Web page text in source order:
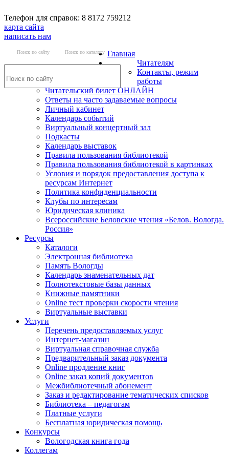
Телефон для справок: 8 8172 759212
карта сайта
написать нам
Поиск по сайту Поиск по каталогу Главная
Читателям
Контакты, режим
работы
Читательский билет ОНЛАЙН
Ответы на часто задаваемые вопросы
Личный кабинет
Календарь событий
Виртуальный концертный зал
Подкасты
Календарь выставок
Правила пользования библиотекой
Правила пользования библиотекой в картинках
Условия и порядок предоставления доступа к
ресурсам Интернет
Политика конфиденциальности
Клубы по интересам
Юридическая клиника
Всероссийские Беловские чтения «Белов. Вологда.
Россия»
Ресурсы
Каталоги
Электронная библиотека
Память Вологды
Календарь знаменательных дат
Полнотекстовые базы данных
Книжные памятники
Online тест проверки скорости чтения
Виртуальные выставки
Услуги
Перечень предоставляемых услуг
Интернет-магазин
Виртуальная справочная служба
Предварительный заказ документа
Online продление книг
Online заказ копий документов
Межбиблиотечный абонемент
Заказ и редактирование тематических списков
Библиотека – педагогам
Платные услуги
Бесплатная юридическая помощь
Конкурсы
Вологодская книга года
Коллегам